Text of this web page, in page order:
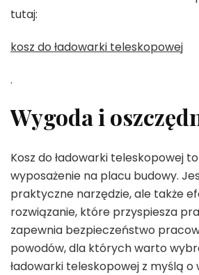
tutaj:
kosz do ładowarki teleskopowej
.
Wygoda i
Kosz do ładowarki teleskopowej
wyposażenie na placu budowy.
praktyczne narzędzie, ale także
rozwiązanie, które przyspiesza
zapewnia bezpieczeństwo
powodów, dla których warto
ładowarki teleskopowej z myślą o